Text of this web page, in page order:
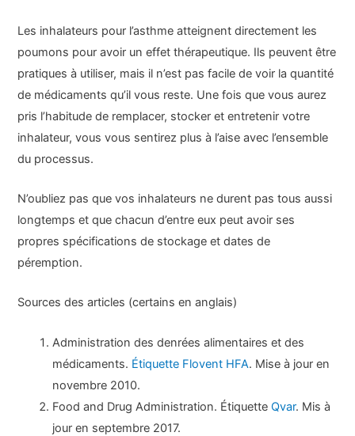
Les inhalateurs pour l’asthme atteignent directement les
poumons pour avoir un effet thérapeutique. Ils peuvent être
pratiques à utiliser, mais il n’est pas facile de voir la quantité
de médicaments qu’il vous reste. Une fois que vous aurez
pris l’habitude de remplacer, stocker et entretenir votre
inhalateur, vous vous sentirez plus à l’aise avec l’ensemble
du processus.
N’oubliez pas que vos inhalateurs ne durent pas tous aussi
longtemps et que chacun d’entre eux peut avoir ses
propres spécifications de stockage et dates de
péremption.
Sources des articles (certains en anglais)
Administration des denrées alimentaires et des
médicaments. Étiquette Flovent HFA. Mise à jour en
novembre 2010.
Food and Drug Administration. ÉtiquetteQvar. Mis à
jour en septembre 2017.